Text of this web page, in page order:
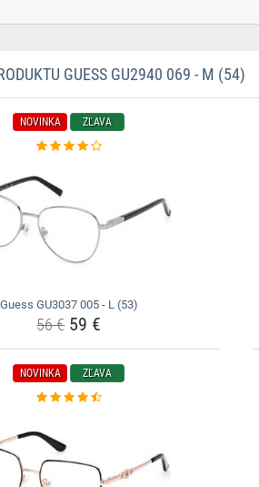
GUESS GU2940 069 - M (54)
NOVINKA ZĽAVA
Guess GU3037 005 - L (53)
56 €59 €
NOVINKA ZĽAVA